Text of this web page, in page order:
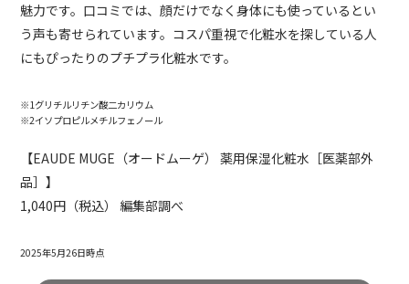
魅力です。口コミでは、顔だけでなく身体にも使っているとい
う声も寄せられています。コスパ重視で化粧水を探している人
にもぴったりのプチプラ化粧水です。
※1グリチルリチン酸二カリウム
※2イソプロピルメチルフェノール
【EAUDE MUGE（オードムーゲ） 薬用保湿化粧水［医薬部外
品］】
1,040円（税込） 編集部調べ
2025年5月26日時点